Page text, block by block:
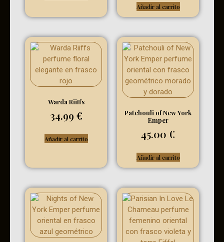
Añadir al carrito
Warda Riiffs
34.99 €
Añadir al carrito
Patchouli of New York
Emper
45.00 €
Añadir al carrito